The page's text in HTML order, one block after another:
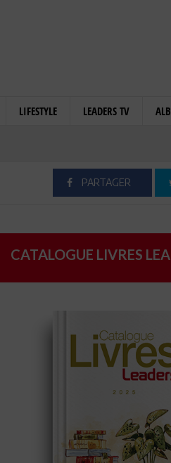
LIFESTYLE LEADERS TV
PARTAGER
CATALOGUE LIVRES